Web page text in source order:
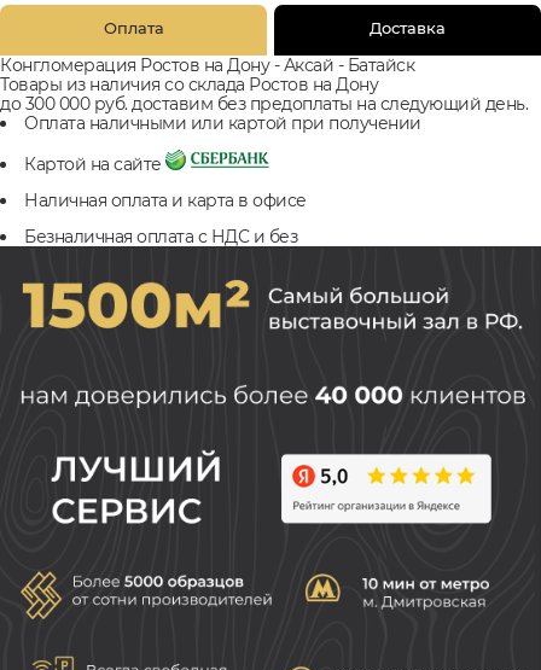
Оплата Доставка
Конгломерация Ростов на Дону - Аксай - Батайск
Товары из наличия со склада Ростов на Дону
до 300 000 руб. доставим без предоплаты на следующий день.
Оплата наличными или картой при получении
Картой на сайте
Наличная оплата и карта в офисе
Безналичная оплата с НДС и без